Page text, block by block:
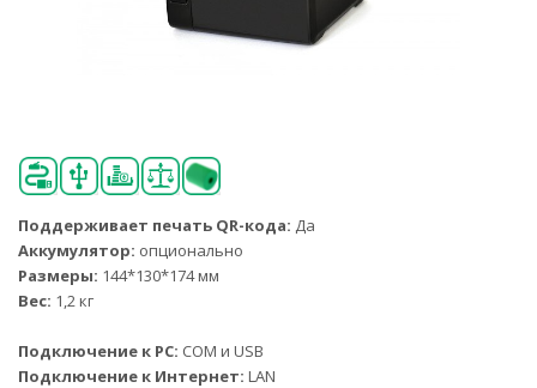
Поддерживает печать QR-кода: Да
Аккумулятор: опционально
Размеры: 144*130*174 мм
Вес: 1,2 кг
Подключение к PC: COM и USB
Подключение к Интернет: LAN